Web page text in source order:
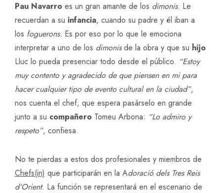
Pau Navarro es un gran amante de los dimonis. Le
recuerdan a su infancia, cuando su padre y él iban a
los foguerons. Es por eso por lo que le emociona
interpretar a uno de los dimonisde la obra y que su hijo
Lluc lo pueda presenciar todo desde el público. “Estoy
muy contento y agradecido de que piensen en mi para
hacer cualquier tipo de evento cultural en la ciudad”,
nos cuenta el chef, que espera pasárselo en grande
junto a su compañero Tomeu Arbona: “Lo admiro y
respeto”, confiesa.
No te pierdas a estos dos profesionales y miembros de
Chefs(in) que participarán en la Adoració dels Tres Reis
d’Orient. La función se representará en el escenario de